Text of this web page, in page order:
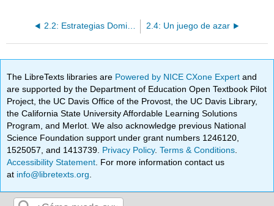
2.2: Estrategias Dominadas 2.4: Un juego de azar
The LibreTexts libraries are Powered by NICE CXone Expertand
are supported by the Department of Education Open Textbook Pilot
Project, the UC Davis Office of the Provost, the UC Davis Library,
the California State University Affordable Learning Solutions
Program, and Merlot. We also acknowledge previous National
Science Foundation support under grant numbers 1246120,
1525057, and 1413739. Privacy Policy.Terms & Conditions
Accessibility Statement . For more information contact us
at info@libretexts.org